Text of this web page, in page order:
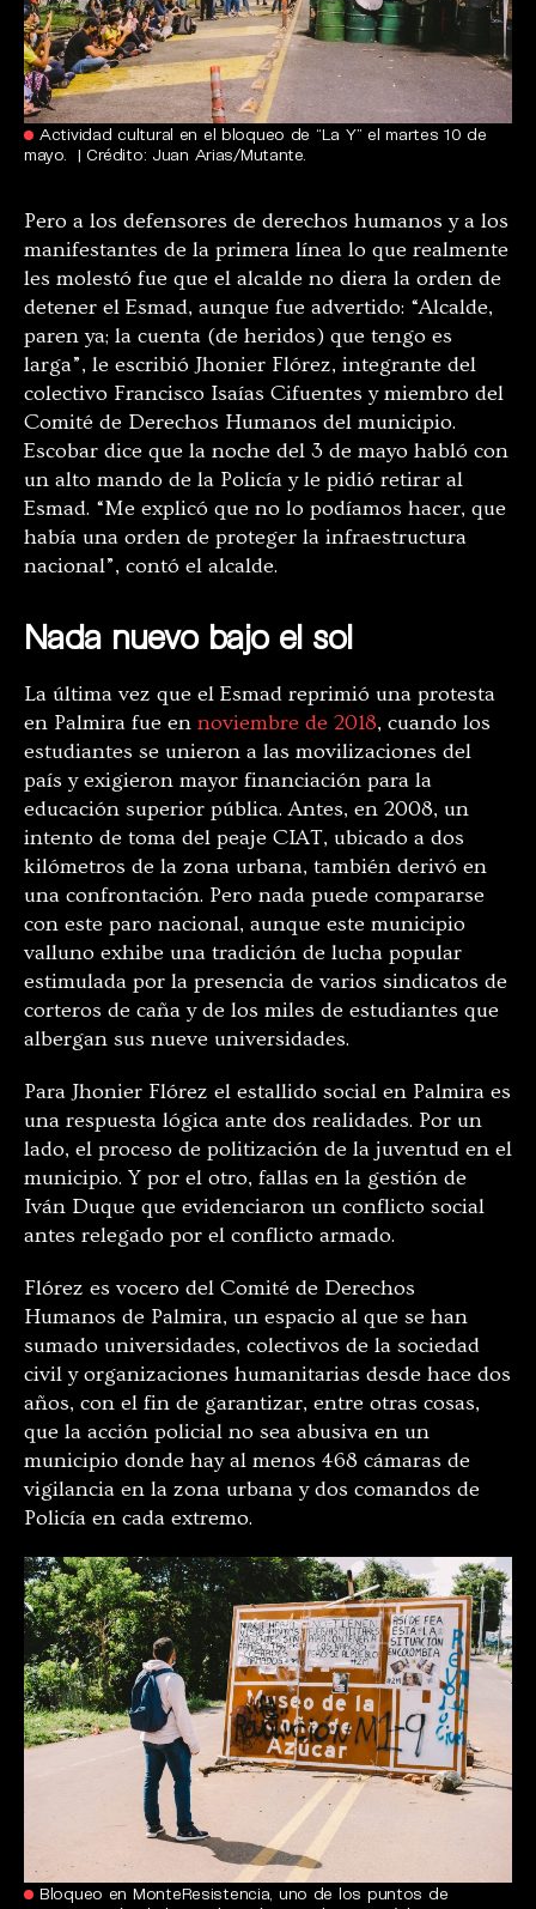
Actividad cultural en el bloqueo de “La Y” el martes 10 de
mayo. | Crédito: Juan Arias/Mutante.
Pero a los defensores de derechos humanos y a los
manifestantes de la primera línea lo que realmente
les molestó fue que el alcalde no diera la orden de
detener el Esmad, aunque fue advertido: “Alcalde,
paren ya; la cuenta (de heridos) que tengo es
larga”, le escribió Jhonier Flórez, integrante del
colectivo Francisco Isaías Cifuentes y miembro del
Comité de Derechos Humanos del municipio.
Escobar dice que la noche del 3 de mayo habló con
un alto mando de la Policía y le pidió retirar al
Esmad. “Me explicó que no lo podíamos hacer, que
había una orden de proteger la infraestructura
nacional”, contó el alcalde.
Nada nuevo bajo el sol
La última vez que el Esmad reprimió una protesta
en Palmira fue en noviembre de 2018, cuando los
estudiantes se unieron a las movilizaciones del
país y exigieron mayor financiación para la
educación superior pública. Antes, en 2008, un
intento de toma del peaje CIAT, ubicado a dos
kilómetros de la zona urbana, también derivó en
una confrontación. Pero nada puede compararse
con este paro nacional, aunque este municipio
valluno exhibe una tradición de lucha popular
estimulada por la presencia de varios sindicatos de
corteros de caña y de los miles de estudiantes que
albergan sus nueve universidades.
Para Jhonier Flórez el estallido social en Palmira es
una respuesta lógica ante dos realidades. Por un
lado, el proceso de politización de la juventud en el
municipio. Y por el otro, fallas en la gestión de
Iván Duque que evidenciaron un conflicto social
antes relegado por el conflicto armado.
Flórez es vocero del Comité de Derechos
Humanos de Palmira, un espacio al que se han
sumado universidades, colectivos de la sociedad
civil y organizaciones humanitarias desde hace dos
años, con el fin de garantizar, entre otras cosas,
que la acción policial no sea abusiva en un
municipio donde hay al menos 468 cámaras de
vigilancia en la zona urbana y dos comandos de
Policía en cada extremo.
Bloqueo en MonteResistencia, uno de los puntos de